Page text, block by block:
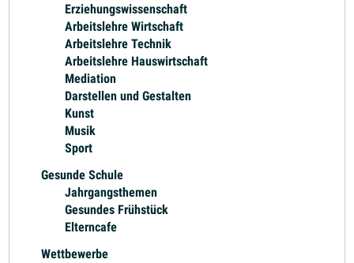
Erziehungswissenschaft
Arbeitslehre Wirtschaft
Arbeitslehre Technik
Arbeitslehre Hauswirtschaft
Mediation
Darstellen und Gestalten
Kunst
Musik
Sport
Gesunde Schule
Jahrgangsthemen
Gesundes Frühstück
Elterncafe
Wettbewerbe